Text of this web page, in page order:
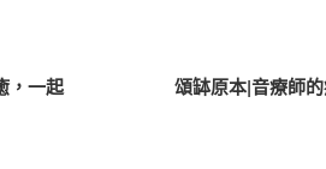
，一起
頌缽原本|音療師